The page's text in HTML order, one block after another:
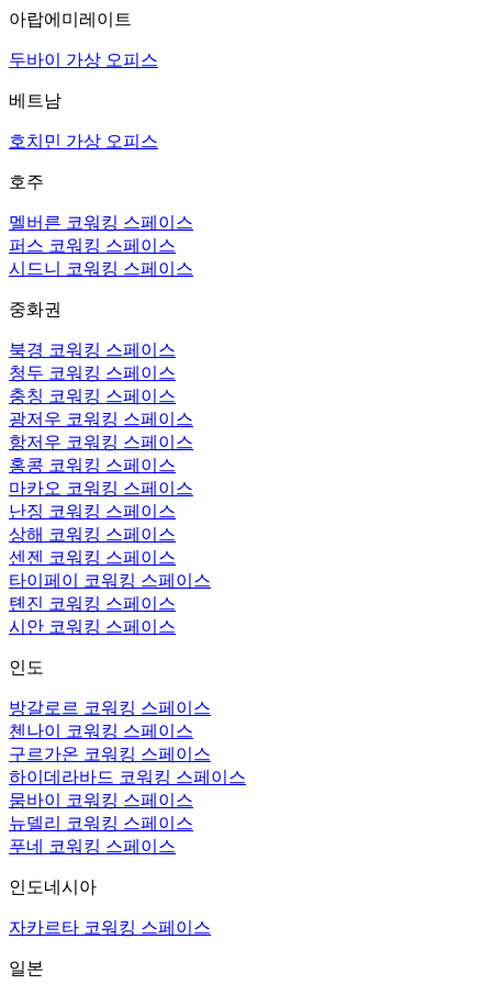
아랍에미레이트
두바이 가상 오피스
베트남
호치민 가상 오피스
호주
멜버른 코워킹 스페이스
퍼스 코워킹 스페이스
시드니 코워킹 스페이스
중화권
북경 코워킹 스페이스
청두 코워킹 스페이스
충칭 코워킹 스페이스
광저우 코워킹 스페이스
항저우 코워킹 스페이스
홍콩 코워킹 스페이스
마카오 코워킹 스페이스
난징 코워킹 스페이스
상해 코워킹 스페이스
센젠 코워킹 스페이스
타이페이 코워킹 스페이스
톈진 코워킹 스페이스
시안 코워킹 스페이스
인도
방갈로르 코워킹 스페이스
첸나이 코워킹 스페이스
구르가온 코워킹 스페이스
하이데라바드 코워킹 스페이스
뭄바이 코워킹 스페이스
뉴델리 코워킹 스페이스
푸네 코워킹 스페이스
인도네시아
자카르타 코워킹 스페이스
일본